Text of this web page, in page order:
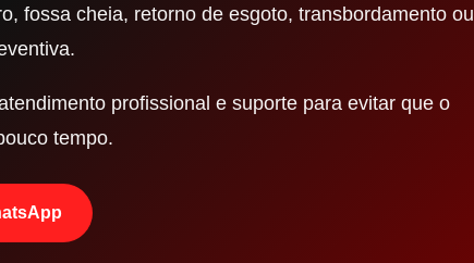
fossa cheia, retorno de esgoto, transbordamento ou
profissional e suporte para evitar que o
tempo.